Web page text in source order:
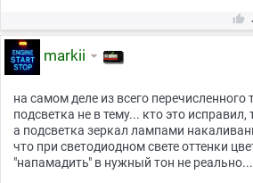

markii
на самом деле из всего перечисленного
подсветка не в тему... кто это исправил,
а подсветка зеркал лампами
что при светодиодном свете оттенки
"напамадить" в нужный тон не реально...